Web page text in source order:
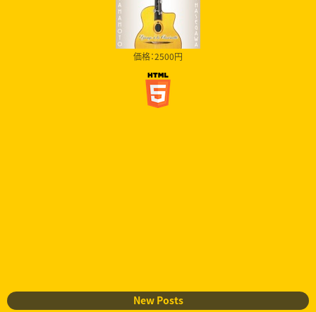
価格：2500円
New Posts